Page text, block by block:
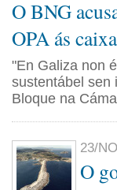
O BNG
OPA ás
"En Galiza non
sustentábel sen
Bloque na
23/
O